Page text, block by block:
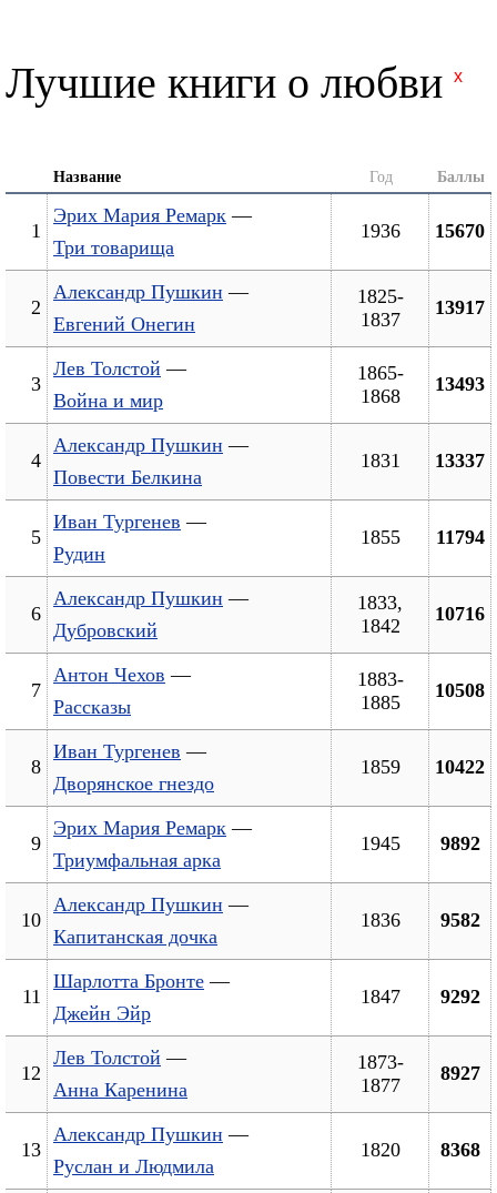
Лучшие книги о любви x
Название Год Баллы
1
Эрих Мария Ремарк —
Три товарища
1936 15670
2
Александр Пушкин —
Евгений Онегин
1825-
1837
13917
3
Лев Толстой —
Война и мир
1865-
1868
13493
4
Александр Пушкин —
Повести Белкина
1831 13337
5
Иван Тургенев —
Рудин
1855 11794
6
Александр Пушкин —
Дубровский
1833,
1842
10716
7
Антон Чехов —
Рассказы
1883-
1885
10508
8
Иван Тургенев —
Дворянское гнездо
1859 10422
9
Эрих Мария Ремарк —
Триумфальная арка
1945 9892
10
Александр Пушкин —
Капитанская дочка
1836 9582
11
Шарлотта Бронте —
Джейн Эйр
1847 9292
12
Лев Толстой —
Анна Каренина
1873-
1877
8927
13
Александр Пушкин —
Руслан и Людмила
1820 8368